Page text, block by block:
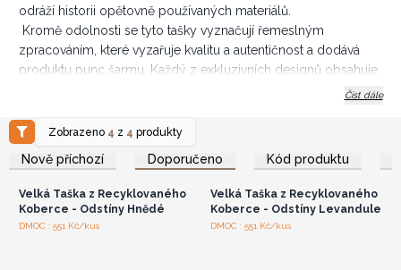
odráží historii opětovně používaných materiálů.
Kromě odolnosti se tyto tašky vyznačují řemeslným
zpracováním, které vyzařuje kvalitu a autentičnost a dodává
produktu punc šarmu. Každý z exkluzivních designů obsahuje
jedinečné motivy, které se mohou lišit. Tyto tašky jsou ideální
ekologická dárková alternativa.
Všechny tašky mají bezpečný uzávěr, takže vaše věci zůstanou
dobře chráněny. Každá taška má navíc vnitřní kapsu, ideální pro
uložení drobností, jako jsou klíče, peněženka nebo telefon.
Nabídněte svému obchodu produkty, které jsou rozdílné z
hlediska stylu i vlivu na životní prostředí.
Číst dále
Zobrazeno 4 z 4 produkty
Nově příchozí Doporučeno Kód produktu
Přihlaste se nebo se
zaregistrujte pro
velkoobchodní ceny
Velká Taška z Recyklovaného
Koberce - Odstíny Hnědé
DMOC : 551 Kč/kus
zaregistrujte pro
velkoobchodní ceny
Velká Taška z Recyklovaného
Koberce - Odstíny Levandule
DMOC : 551 Kč/kus
Přihlaste se nebo se
Přihlaste se nebo se